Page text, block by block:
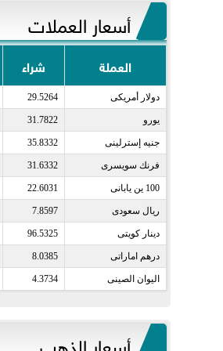
أسعار العملات
العملة شراء
دولار أمريكى​ 29.5264
يورو​ 31.7822
جنيه إسترلينى​ 35.8332
فرنك سويسرى​ 31.6332
100 ين يابانى​ 22.6031
ريال سعودى​ 7.8597
دينار كويتى​ 96.5325
درهم اماراتى​ 8.0385
اليوان الصينى​ 4.3734
أسعار الذهب